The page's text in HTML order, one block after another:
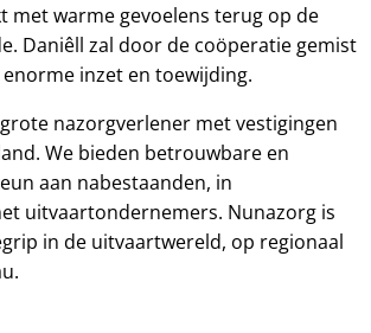
met warme gevoelens terug op de
Daniêll zal door de coöperatie gemist
inzet en toewijding.
nazorgverlener met vestigingen
We bieden betrouwbare en
aan nabestaanden, in
uitvaartondernemers. Nunazorg is
in de uitvaartwereld, op regionaal